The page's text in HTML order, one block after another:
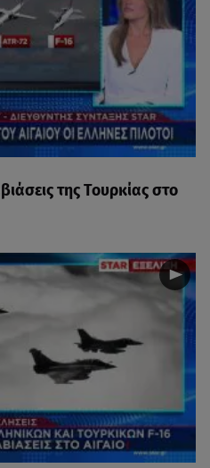
της Τουρκίας στο